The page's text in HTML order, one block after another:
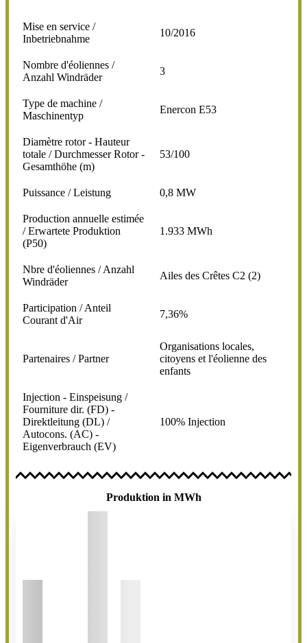
Mise en service /
Inbetriebnahme
10/2016
Nombre d'éoliennes /
Anzahl Windräder
3
Type de machine /
Maschinentyp
Enercon E53
Diamètre rotor - Hauteur
totale / Durchmesser Rotor -
Gesamthöhe (m)
53/100
Puissance / Leistung 0,8 MW
Production annuelle estimée
/ Erwartete Produktion
(P50)
1.933 MWh
Nbre d'éoliennes / Anzahl
Windräder
Ailes des Crêtes C2 (2)
Participation / Anteil
Courant d'Air
7,36%
Partenaires / Partner
Organisations locales,
citoyens et l'éolienne des
enfants
Injection - Einspeisung /
Fourniture dir. (FD) -
Direktleitung (DL) /
Autocons. (AC) -
Eigenverbrauch (EV)
100% Injection
Produktion in MWh